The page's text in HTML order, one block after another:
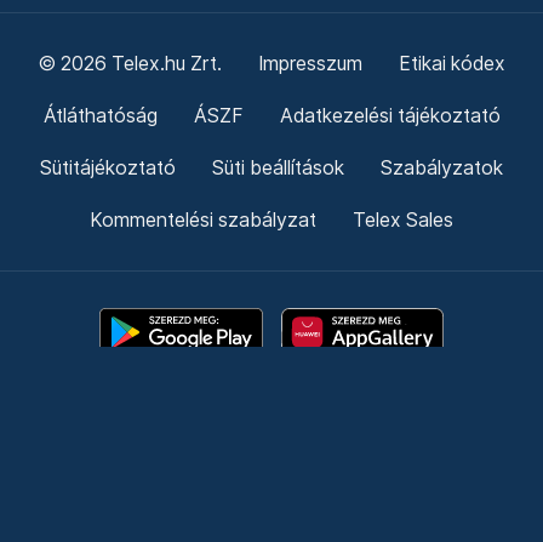
© 2026 Telex.hu Zrt. Impresszum Etikai kódex
Átláthatóság ÁSZF Adatkezelési tájékoztató
Sütitájékoztató Süti beállítások Szabályzatok
Kommentelési szabályzat Telex Sales